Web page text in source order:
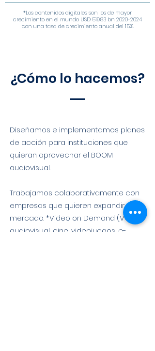
*Los contenidos digitales son los de mayor
crecimiento en el mundo USD 519.83 bn 2020-2024
con una tasa de crecimiento anual del 15%.
¿Cómo lo hacemos?
Diseñamos e implementamos planes
de acción para instituciones que
quieran aprovechar el BOOM
audiovisual.
Trabajamos colaborativamente con
empresas que quieren expandir su
mercado. *Video on Demand (VOD),
audiovisual, cine, videojuegos, e-